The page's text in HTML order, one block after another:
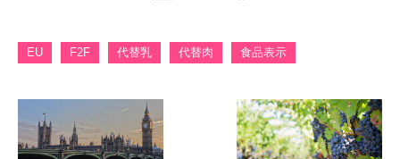
EU F2F 代替乳 代替肉 食品表示